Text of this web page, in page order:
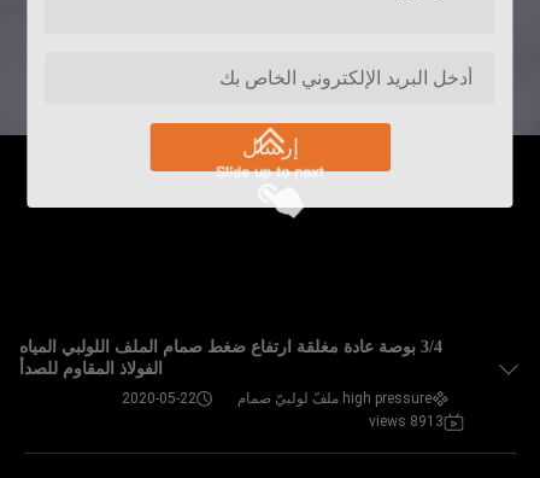
إرسال
3/4 بوصة عادة مغلقة ارتفاع ضغط صمام الملف اللولبي المياه
الفولاذ المقاوم للصدأ
high pressure ملفّ لولبيّ صمام
2020-05-22
8913 views